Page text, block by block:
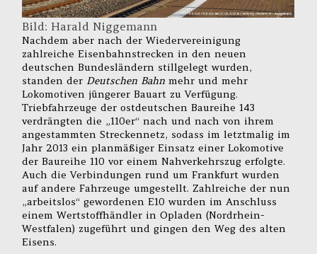
Bild: Harald Niggemann
Nachdem aber nach der Wiedervereinigung
zahlreiche Eisenbahnstrecken in den neuen
deutschen Bundesländern stillgelegt wurden,
standen der Deutschen Bahn mehr und mehr
Lokomotiven jüngerer Bauart zu Verfügung.
Triebfahrzeuge der ostdeutschen Baureihe 143
verdrängten die „110er“ nach und nach von ihrem
angestammten Streckennetz, sodass im letztmalig im
Jahr 2013 ein planmäßiger Einsatz einer Lokomotive
der Baureihe 110 vor einem Nahverkehrszug erfolgte.
Auch die Verbindungen rund um Frankfurt wurden
auf andere Fahrzeuge umgestellt. Zahlreiche der nun
„arbeitslos“ gewordenen E10 wurden im Anschluss
einem Wertstoffhändler in Opladen (Nordrhein-
Westfalen) zugeführt und gingen den Weg des alten
Eisens.